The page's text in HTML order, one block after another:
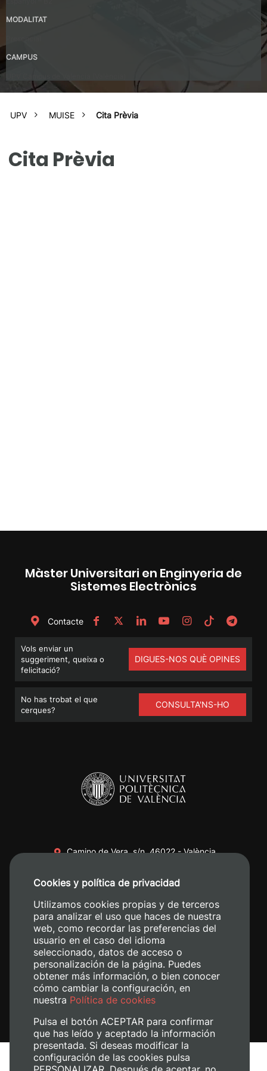
MODALITAT
CAMPUS
UPV MUISE Cita Prèvia
Cita Prèvia
Màster Universitari en Enginyeria de
Sistemes Electrònics
Contacte
Vols enviar un
suggeriment, queixa o
felicitació?
DIGUES-NOS QUÈ OPINES
No has trobat el que
cerques?
CONSULTA'NS-HO
Camino de Vera, s/n. 46022 - València
+34 620 04 00 50
Avís legal
Cookies y política de privacidad
Utilizamos cookies propias y de terceros
para analizar el uso que haces de nuestra
web, como recordar las preferencias del
usuario en el caso del idioma
seleccionado, datos de acceso o
personalización de la página. Puedes
obtener más información, o bien conocer
cómo cambiar la configuración, en
nuestra Política de cookies
Pulsa el botón ACEPTAR para confirmar
que has leído y aceptado la información
presentada. Si deseas modificar la
configuración de las cookies pulsa